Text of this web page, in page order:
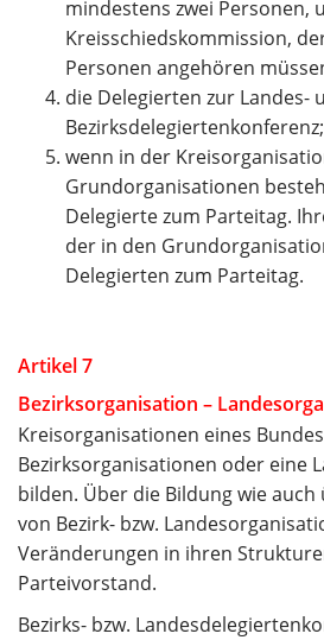
mindestens zwei Personen,
Kreisschiedskommission,
Personen angehören
die Delegierten zur Landes-
Bezirksdelegiertenkonferenz;
wenn in der
Grundorganisationen
Delegierte zum Parteitag.
der in den
Delegierten zum Parteitag.
Artikel 7
Bezirksorganisation –
Kreisorganisationen eines
Bezirksorganisationen oder eine
bilden. Über die Bildung wie
von Bezirk- bzw.
Veränderungen in ihren
Parteivorstand.
Bezirks- bzw.